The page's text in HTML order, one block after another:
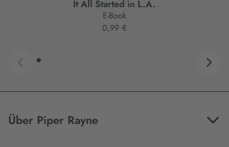
It All Started in L.A.
E-Book
0,99 €
Über Piper Rayne